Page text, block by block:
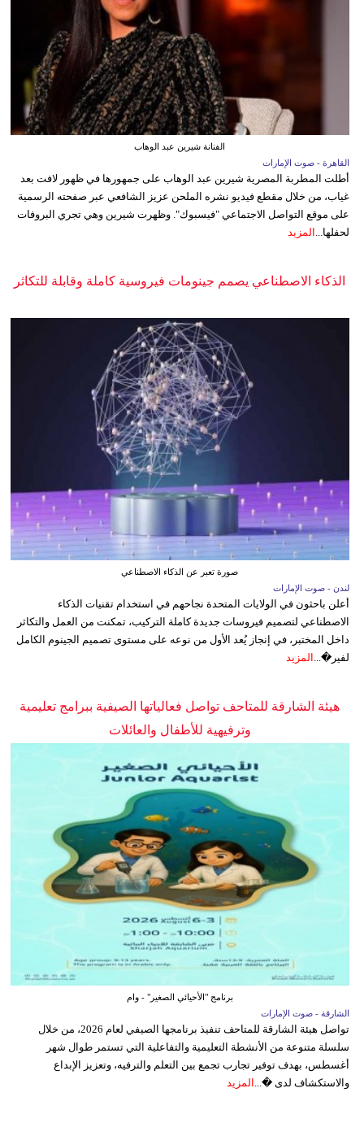
الفنانة شيرين عبد الوهاب
القاهرة - صوت الإمارات
أطلت المطربة المصرية شيرين عبد الوهاب على جمهورها في ظهور لافت بعد
غياب، من خلال مقطع فيديو نشره الملحن عزيز الشافعي عبر صفحته الرسمية
على موقع التواصل الاجتماعي "فيسبوك". وظهرت شيرين وهي تجري البروفات
لحفلها... المزيد
الذكاء الاصطناعي يصمم جينومات فيروسية كاملة وقابلة للتكاثر
صورة تعبر عن الذكاء الاصطناعي
لندن - صوت الإمارات
أعلن باحثون في الولايات المتحدة نجاحهم في استخدام تقنيات الذكاء
الاصطناعي لتصميم فيروسات جديدة كاملة التركيب، تمكنت من العمل والتكاثر
داخل المختبر، في إنجاز يُعد الأول من نوعه على مستوى تصميم الجينوم الكامل
لفير�...
المزيد
هيئة الشارقة للمتاحف تواصل فعالياتها الصيفية ببرامج تعليمية
وترفيهية للأطفال والعائلات
برنامج "الأحيائي الصغير" - وام
الشارقة - صوت الإمارات
تواصل هيئة الشارقة للمتاحف تنفيذ برنامجها الصيفي لعام 2026، من خلال
سلسلة متنوعة من الأنشطة التعليمية والتفاعلية التي تستمر طوال شهر
أغسطس، بهدف توفير تجارب تجمع بين التعلم والترفيه، وتعزيز الإبداع
والاستكشاف لدى �... المزيد